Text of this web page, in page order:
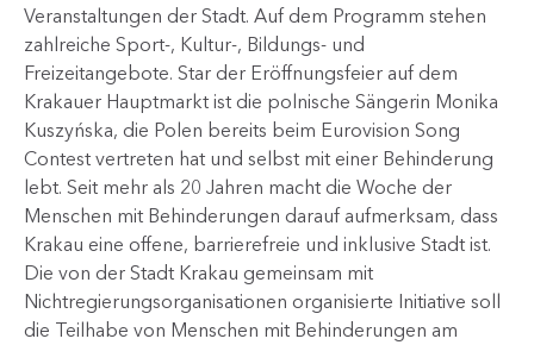
Veranstaltungen der Stadt. Auf dem Programm stehen
zahlreiche Sport-, Kultur-, Bildungs- und
Freizeitangebote. Star der Eröffnungsfeier auf dem
Krakauer Hauptmarkt ist die polnische Sängerin Monika
Kuszyńska, die Polen bereits beim Eurovision Song
Contest vertreten hat und selbst mit einer Behinderung
lebt. Seit mehr als 20 Jahren macht die Woche der
Menschen mit Behinderungen darauf aufmerksam, dass
Krakau eine offene, barrierefreie und inklusive Stadt ist.
Die von der Stadt Krakau gemeinsam mit
Nichtregierungsorganisationen organisierte Initiative soll
die Teilhabe von Menschen mit Behinderungen am